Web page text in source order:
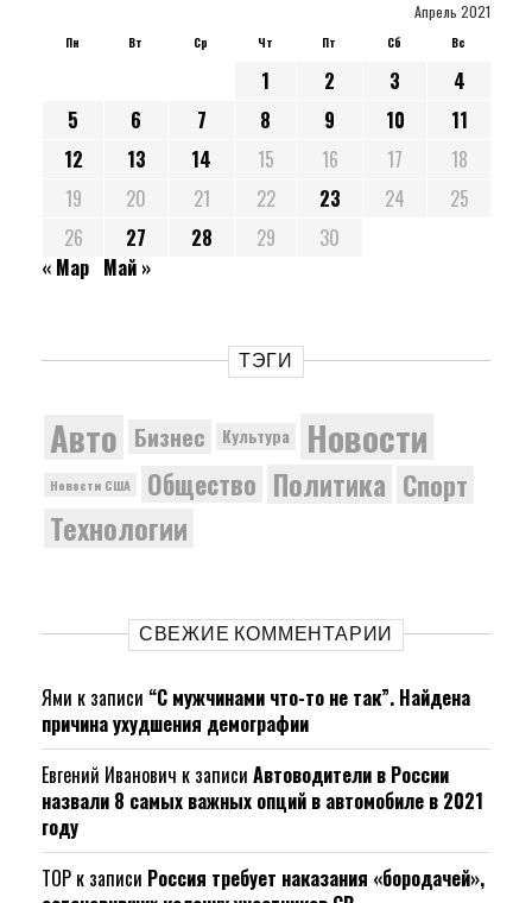
Апрель 2021
Пн Вт Ср Чт Пт Сб Вс
1 2 3
4
5
6 7 8 9 10
11
12
13 14 15 16 17
18
19
20 21 22 23 24
25
26
27 28 29
30
« Мар Май »
ТЭГИ
Авто Бизнес Культура Новости
Новости США Общество Политика Спорт
Технологии
СВЕЖИЕ КОММЕНТАРИИ
Ями к записи “С мужчинами что-то не так”. Найдена
причина ухудшения демографии
Евгений Иванович к записи Автоводители в России
назвали 8 самых важных опций в автомобиле в 2021
году
ТОР к записи Россия требует наказания «бородачей»,